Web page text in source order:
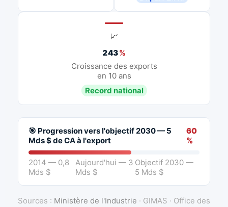
📈
243%
Croissance des exports
en 10 ans
Record national
🎯 Progression vers l'objectif 2030 — 5
Mds $ de CA à l'export
60
%
2014 — 0,8
Mds $
Aujourd'hui — 3
Mds $
Objectif 2030 —
5 Mds $
Sources : Ministère de l'Industrie · GIMAS · Office des